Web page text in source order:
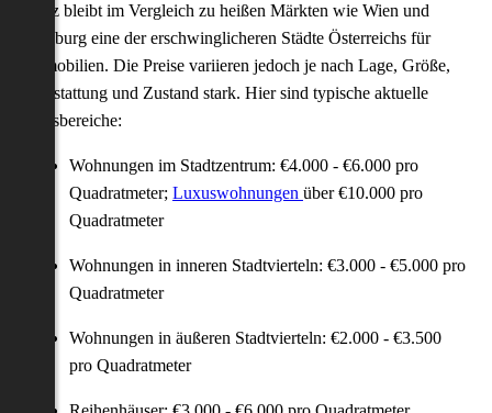
Graz bleibt im Vergleich zu heißen Märkten wie Wien und
Salzburg eine der erschwinglicheren Städte Österreichs für
Immobilien. Die Preise variieren jedoch je nach Lage, Größe,
Ausstattung und Zustand stark. Hier sind typische aktuelle
Preisbereiche:
Wohnungen im Stadtzentrum: €4.000 - €6.000 pro
Quadratmeter; Luxuswohnungen über €10.000 pro
Quadratmeter
Wohnungen in inneren Stadtvierteln: €3.000 - €5.000 pro
Quadratmeter
Wohnungen in äußeren Stadtvierteln: €2.000 - €3.500
pro Quadratmeter